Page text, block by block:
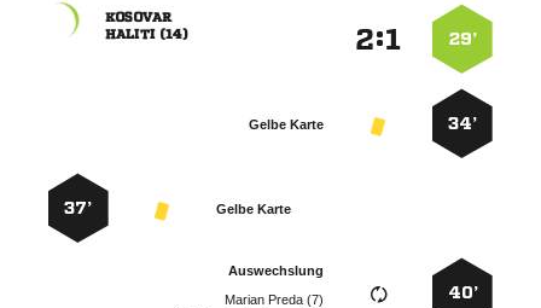
29’
:

 
34’
Gelbe Karte
Gelbe Karte
37’
40’
Auswechslung
  